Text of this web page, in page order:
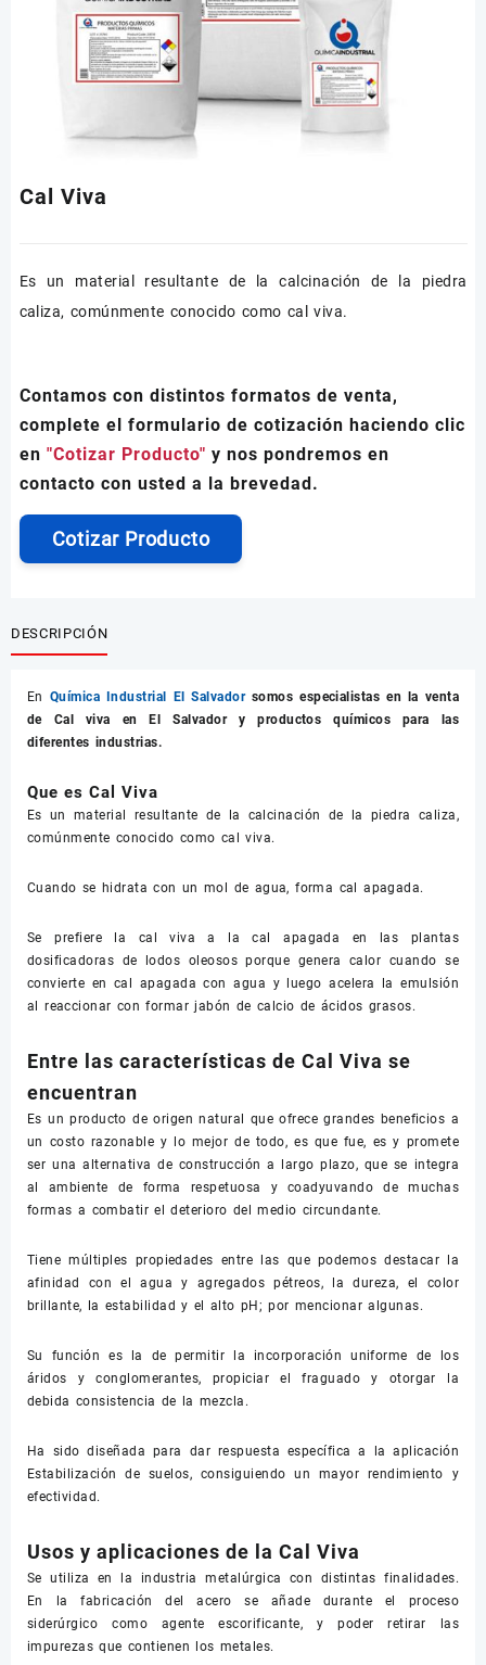
Cal Viva
Es un material resultante de la calcinación de la piedra
caliza, comúnmente conocido como cal viva.
Contamos con distintos formatos de venta,
complete el formulario de cotización haciendo clic
en "Cotizar Producto" y nos pondremos en
contacto con usted a la brevedad.
Cotizar Producto
DESCRIPCIÓN
En Química Industrial El Salvador somos especialistas en la venta
de Cal viva en El Salvador y productos químicos para las
diferentes industrias.
Que es Cal Viva
Es un material resultante de la calcinación de la piedra caliza,
comúnmente conocido como cal viva.
Cuando se hidrata con un mol de agua, forma cal apagada.
Se prefiere la cal viva a la cal apagada en las plantas
dosificadoras de lodos oleosos porque genera calor cuando se
convierte en cal apagada con agua y luego acelera la emulsión
al reaccionar con formar jabón de calcio de ácidos grasos.
Entre las características de Cal Viva se
encuentran
Es un producto de origen natural que ofrece grandes beneficios a
un costo razonable y lo mejor de todo, es que fue, es y promete
ser una alternativa de construcción a largo plazo, que se integra
al ambiente de forma respetuosa y coadyuvando de muchas
formas a combatir el deterioro del medio circundante.
Tiene múltiples propiedades entre las que podemos destacar la
afinidad con el agua y agregados pétreos, la dureza, el color
brillante, la estabilidad y el alto pH; por mencionar algunas.
Su función es la de permitir la incorporación uniforme de los
áridos y conglomerantes, propiciar el fraguado y otorgar la
debida consistencia de la mezcla.
Ha sido diseñada para dar respuesta específica a la aplicación
Estabilización de suelos, consiguiendo un mayor rendimiento y
efectividad.
Usos y aplicaciones de la Cal Viva
Se utiliza en la industria metalúrgica con distintas finalidades.
En la fabricación del acero se añade durante el proceso
siderúrgico como agente escorificante, y poder retirar las
impurezas que contienen los metales.